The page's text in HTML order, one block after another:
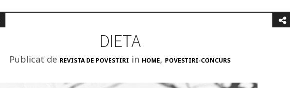
DIETA
Publicat de REVISTA DE POVESTIRI in HOME, POVESTIRI-CONCURS